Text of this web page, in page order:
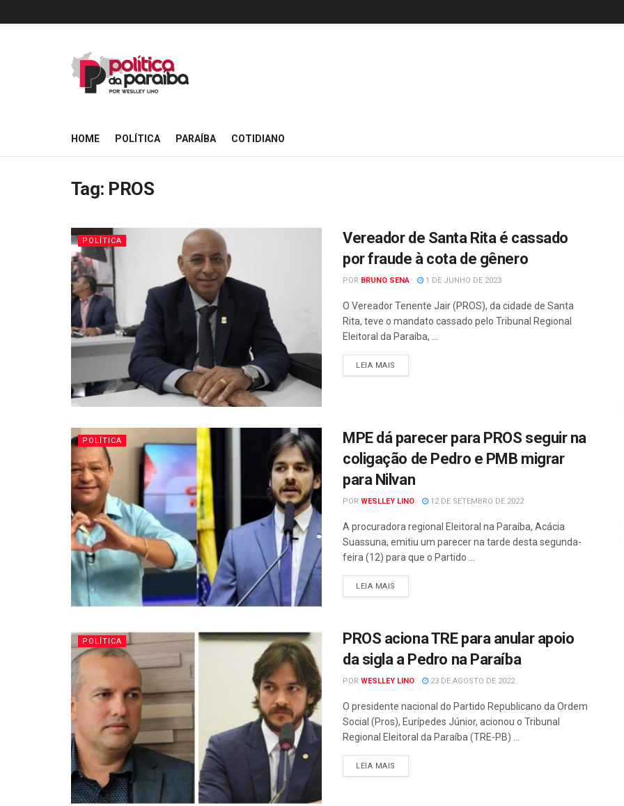
HOME POLÍTICA PARAÍBA COTIDIANO
Tag: PROS
POLÍTICA
Vereador de Santa Rita é cassado
por fraude à cota de gênero
POR BRUNO SENA 1 DE JUNHO DE 2023
O Vereador Tenente Jair (PROS), da cidade de Santa
Rita, teve o mandato cassado pelo Tribunal Regional
Eleitoral da Paraíba, ...
LEIA MAIS
POLÍTICA
MPE dá parecer para PROS seguir na
coligação de Pedro e PMB migrar
para Nilvan
POR WESLLEY LINO 12 DE SETEMBRO DE 2022
A procuradora regional Eleitoral na Paraíba, Acácia
Suassuna, emitiu um parecer na tarde desta segunda-
feira (12) para que o Partido ...
LEIA MAIS
POLÍTICA
PROS aciona TRE para anular apoio
da sigla a Pedro na Paraíba
POR WESLLEY LINO 23 DE AGOSTO DE 2022
O presidente nacional do Partido Republicano da Ordem
Social (Pros), Eurípedes Júnior, acionou o Tribunal
Regional Eleitoral da Paraíba (TRE-PB) ...
LEIA MAIS